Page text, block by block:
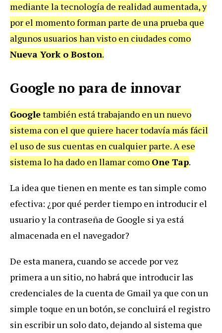
mediante la tecnología de realidad aumentada, y
por el momento forman parte de una prueba que
algunos usuarios han visto en ciudades como
Nueva York o Boston.
Google no para de innovar
Googletambién está trabajando en un nuevo
sistema con el que quiere hacer todavía más fácil
el uso de sus cuentas en cualquier parte. A ese
sistema lo ha dado en llamar como One Tap.
La idea que tienen en mente es tan simple como
efectiva: ¿por qué perder tiempo en introducir el
usuario y la contraseña de Google si ya está
almacenada en el navegador?
De esta manera, cuando se accede por vez
primera a un sitio, no habrá que introducir las
credenciales de la cuenta de Gmail ya que con un
simple toque en un botón, se concluirá el registro
sin escribir un solo dato, dejando al sistema que